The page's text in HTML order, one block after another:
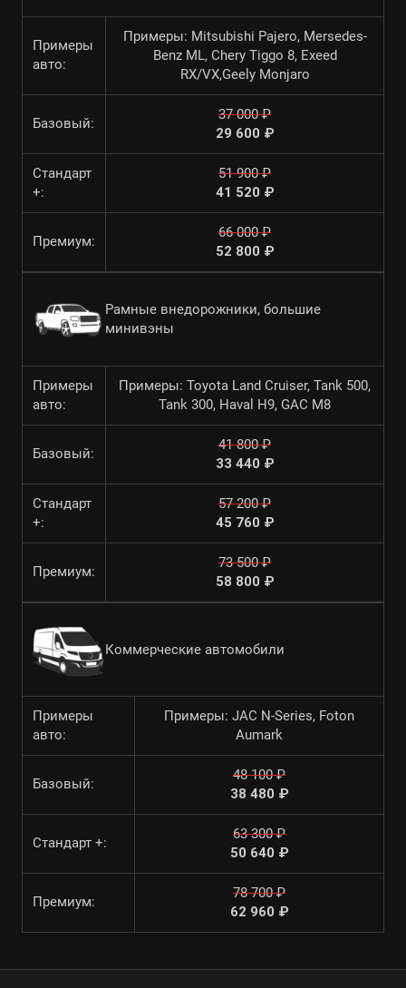
Примеры
авто:
Примеры: Mitsubishi Pajero, Mersedes-
Benz ML, Chery Tiggo 8, Exeed
RX/VX,Geely Monjaro
Базовый:
37 000 ₽
29 600 ₽
Стандарт
+:
51 900 ₽
41 520 ₽
Премиум:
66 000 ₽
52 800 ₽
Рамные внедорожники, большие
минивэны
Примеры
авто:
Примеры: Toyota Land Cruiser, Tank 500,
Tank 300, Haval H9, GAC M8
Базовый:
41 800 ₽
33 440 ₽
Стандарт
+:
57 200 ₽
45 760 ₽
Премиум:
73 500 ₽
58 800 ₽
Коммерческие автомобили
Примеры
авто:
Примеры: JAC N-Series, Foton
Aumark
Базовый:
48 100 ₽
38 480 ₽
Стандарт +:
63 300 ₽
50 640 ₽
Премиум:
78 700 ₽
62 960 ₽